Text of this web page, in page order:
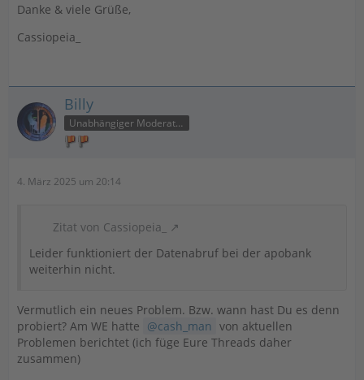
Danke & viele Grüße,
Cassiopeia_
Billy
Unabhängiger Moderator
4. März 2025 um 20:14
Zitat von Cassiopeia_
Leider funktioniert der Datenabruf bei der apobank
weiterhin nicht.
Vermutlich ein neues Problem. Bzw. wann hast Du es denn
probiert? Am WE hatte
cash_man von aktuellen
Problemen berichtet (ich füge Eure Threads daher
zusammen)